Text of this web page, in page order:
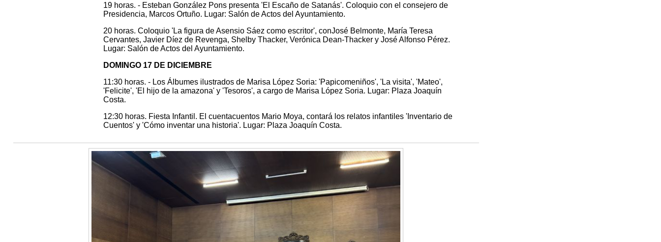
19 horas. - Esteban González Pons presenta 'El Escaño de Satanás'. Coloquio con el consejero de
Presidencia, Marcos Ortuño. Lugar: Salón de Actos del Ayuntamiento.
20 horas. Coloquio 'La figura de Asensio Sáez como escritor', conJosé Belmonte, María Teresa
Cervantes, Javier Díez de Revenga, Shelby Thacker, Verónica Dean-Thacker y José Alfonso Pérez.
Lugar: Salón de Actos del Ayuntamiento.
DOMINGO 17 DE DICIEMBRE
11:30 horas. - Los Álbumes ilustrados de Marisa López Soria: 'Papicomeniños', 'La visita', 'Mateo',
'Felicite', 'El hijo de la amazona' y 'Tesoros', a cargo de Marisa López Soria. Lugar: Plaza Joaquín
Costa.
12:30 horas. Fiesta Infantil. El cuentacuentos Mario Moya, contará los relatos infantiles 'Inventario de
Cuentos' y 'Cómo inventar una historia'. Lugar: Plaza Joaquín Costa.